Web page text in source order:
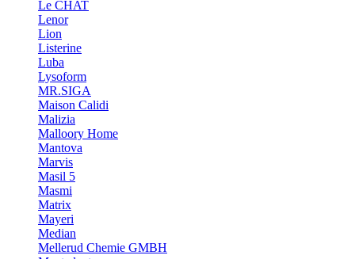
Le CHAT
Lenor
Lion
Listerine
Luba
Lysoform
MR.SIGA
Maison Calidi
Malizia
Malloory Home
Mantova
Marvis
Masil 5
Masmi
Matrix
Mayeri
Median
Mellerud Chemie GMBH